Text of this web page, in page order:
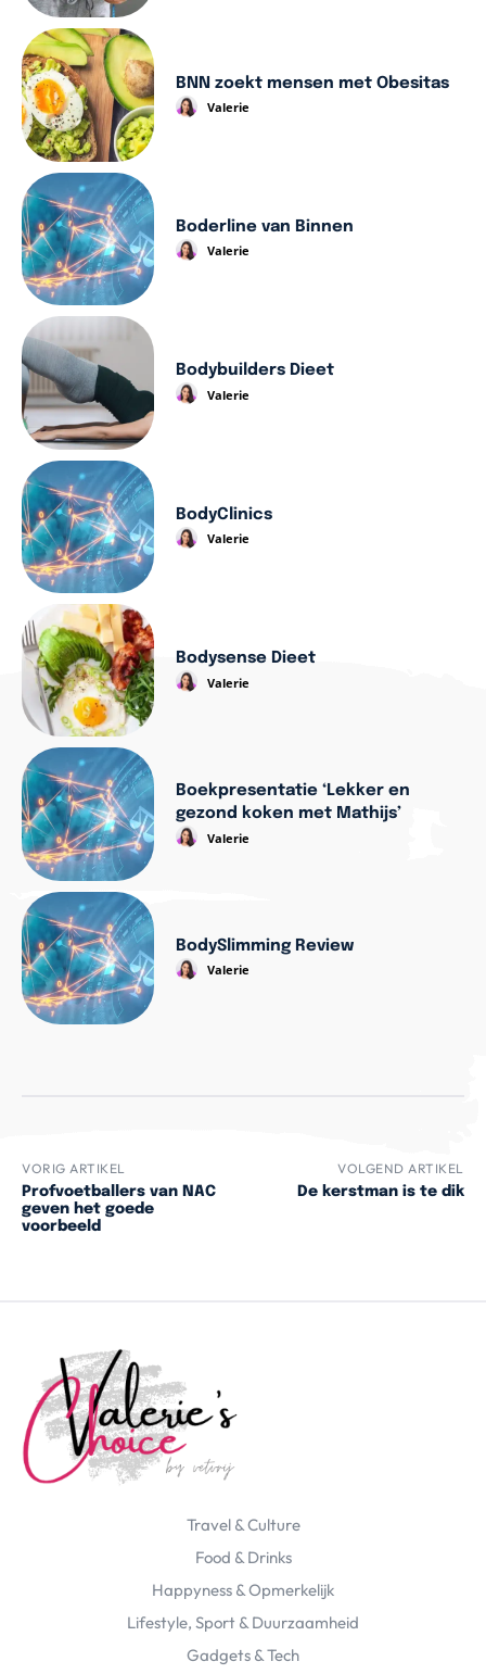
BNN zoekt mensen met Obesitas
Valerie
Boderline van Binnen
Valerie
Bodybuilders Dieet
Valerie
BodyClinics
Valerie
Bodysense Dieet
Valerie
Boekpresentatie ‘Lekker en
gezond koken met Mathijs’
Valerie
BodySlimming Review
Valerie
VORIG ARTIKEL
Profvoetballers van NAC
geven het goede
voorbeeld
VOLGEND ARTIKEL
De kerstman is te dik
Travel & Culture
Food & Drinks
Happyness & Opmerkelijk
Lifestyle, Sport & Duurzaamheid
Gadgets & Tech